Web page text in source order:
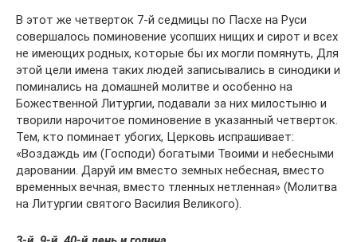
В этот же четверток 7-й седмицы по Пасхе на Руси
совершалось поминовение усопших нищих и сирот и всех
не имеющих родных, которые бы их могли помянуть, Для
этой цели имена таких людей записывались в синодики и
поминались на домашней молитве и особенно на
Божественной Литургии, подавали за них милостыню и
творили нарочитое поминовение в указанный четверток.
Тем, кто поминает убогих, Церковь испрашивает:
«Воздаждь им (Господи) богатыми Твоими и небесными
даровании. Даруй им вместо земных небесная, вместо
временных вечная, вместо тленных нетленная» (Молитва
на Литургии святого Василия Великого).